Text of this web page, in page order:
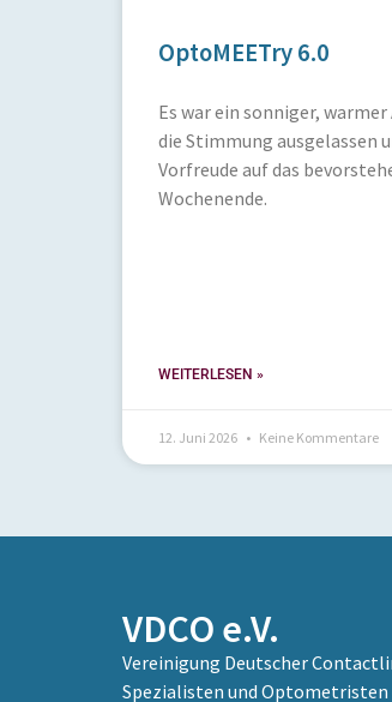
OptoMEETry 6.0
Es war ein sonniger, warmer
die Stimmung ausgelassen
Vorfreude auf das
Wochenende.
WEITERLESEN »
12. Juni 2026 Keine Kommentare
VDCO e.V.
Vereinigung Deutscher
Spezialisten und Optometristen